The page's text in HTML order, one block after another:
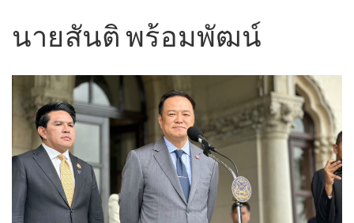
นายสันติ พร้อมพัฒน์